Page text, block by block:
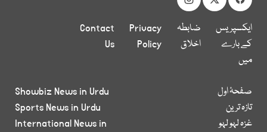
ایکسپریس
کے بارے
میں
ضابطہ
اخلاق
Privacy
Policy
Contact
Us
صفحۂ اول
تازہ ترین
غزہ لہو لہو
Showbiz News in Urdu
Sports News in Urdu
International News in